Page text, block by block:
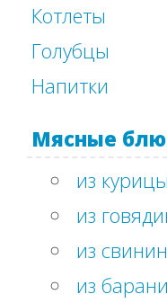
Котлеты
Голубцы
Напитки
Мясные
из курицы
из
из
из